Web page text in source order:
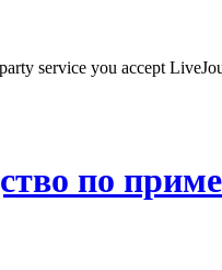
service you accept
по